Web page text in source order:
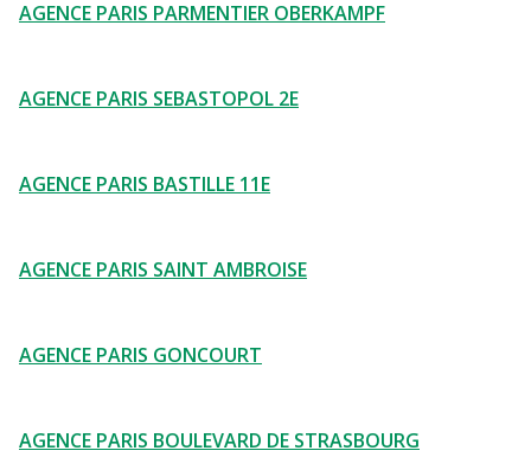
AGENCE PARIS PARMENTIER OBERKAMPF
AGENCE PARIS SEBASTOPOL 2E
AGENCE PARIS BASTILLE 11E
AGENCE PARIS SAINT AMBROISE
AGENCE PARIS GONCOURT
AGENCE PARIS BOULEVARD DE STRASBOURG